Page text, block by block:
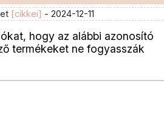
[cikkei] - 2024-12-11
hogy az alábbi azonosító
termékeket ne fogyasszák